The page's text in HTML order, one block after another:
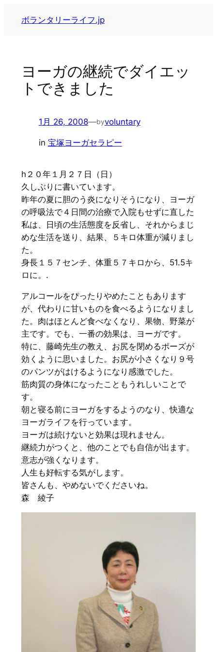
ボランタリーライフ.jp
ヨーガの継続でダイエッ
トできました
1月 26, 2008—byvoluntary
in 宝塚ヨーガセラピー
h２０年１月２７日（日）
久しぶりに書いています。
昨年の夏に胆のう炎になりそうになり、ヨーガ
の呼吸法で４日間の治療で入院もせずに直した
私は、日頃の生活態度を反省し、それからまじ
めな生活を送り、結果、５キロ体重が減りまし
た。
身長１５７センチ、体重５７キロから、51.5キ
ロに。.
アルコールをぴったりやめたこともあります
が、代わりに甘いものを食べるようになりまし
た。肉はほとんど食べなくなり、果物、野菜が
主です。でも、一番の効果は、ヨーガです。
特に、藤崎先生の教え、お尻を閉めるポーズが
効くように思いました。お尻が小さくなり９号
のパンツがはけるようになり感激でした。
筋肉質の身体になったこともうれしいことで
す。
朝と寝る前にヨーガをするようのなり、快適な
ヨーガライフを行っています。
ヨーガは続けないと効果は現れません。
継続力がつくと、他のことでも自信が出ます。
意志が強くなります。
人生も好転する気がします。
皆さんも、やめないでくださいね。
森 綾子